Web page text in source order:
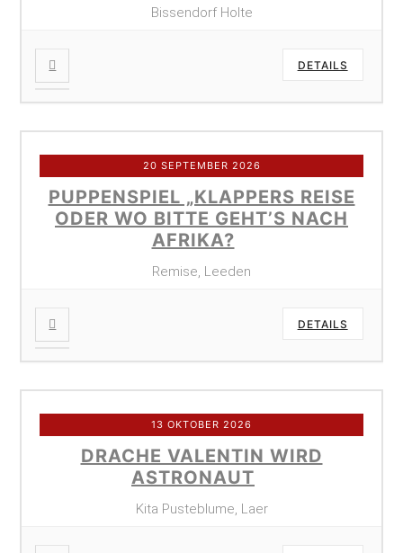
Bissendorf Holte
DETAILS
20 SEPTEMBER 2026
PUPPENSPIEL „KLAPPERS REISE
ODER WO BITTE GEHT’S NACH
AFRIKA?
Remise, Leeden
DETAILS
13 OKTOBER 2026
DRACHE VALENTIN WIRD
ASTRONAUT
Kita Pusteblume, Laer